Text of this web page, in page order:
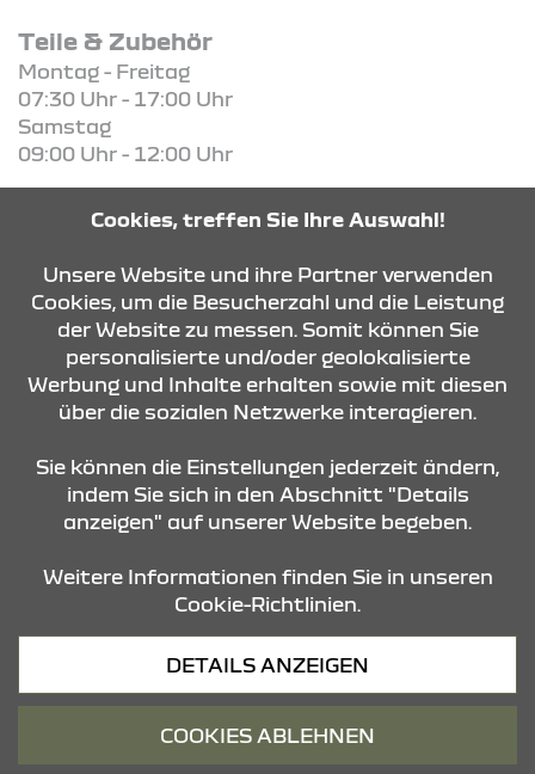
Teile & Zubehör
Montag - Freitag
07:30 Uhr - 17:00 Uhr
Samstag
09:00 Uhr - 12:00 Uhr
KONTAKT & ANFAHRT
ÖFFNUNGSZEITEN
STANDORTE
Cookies, treffen Sie Ihre Auswahl!
Unsere Website und ihre Partner verwenden
Cookies, um die Besucherzahl und die Leistung
der Website zu messen. Somit können Sie
personalisierte und/oder geolokalisierte
Werbung und Inhalte erhalten sowie mit diesen
über die sozialen Netzwerke interagieren.
Sie können die Einstellungen jederzeit ändern,
indem Sie sich in den Abschnitt "Details
anzeigen" auf unserer Website begeben.
Weitere Informationen finden Sie in unseren
Cookie-Richtlinien.
DETAILS ANZEIGEN
COOKIES ABLEHNEN